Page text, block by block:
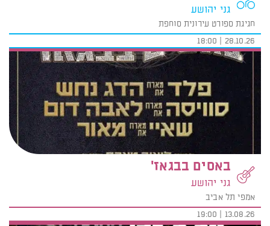
גני יהושע
חגיגת ספורט עירונית סוחפת
28.10.26 | 18:00
באסים בבגאז'
גני יהושע
אמפי תל אביב
13.08.26 | 19:00